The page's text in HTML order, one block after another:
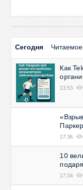
Сегодня Читаемое
Как
13:53
Паркер
17:36
10
17:34